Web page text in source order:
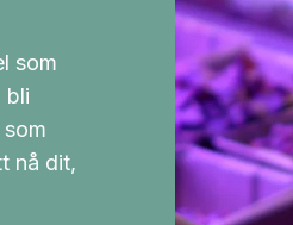
som
bli
nå dit,